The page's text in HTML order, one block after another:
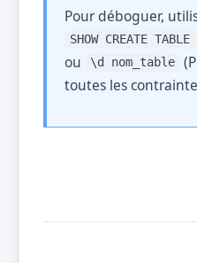
Pour déboguer,
SHOW CREATE
ou
\d nom_table
toutes les